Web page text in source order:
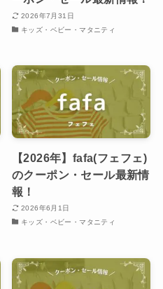
2026年7月31日
キッズ・ベビー・マタニティ
【2026年】fafa(フェフェ)
のクーポン・セール最新情
報！
2026年6月1日
キッズ・ベビー・マタニティ